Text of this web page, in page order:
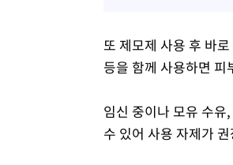
또 제모제 사용 후 바
등을 함께 사용하면
임신 중이나 모유 수
수 있어 사용 자제가